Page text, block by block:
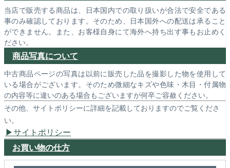
当店で販売する商品は、日本国内での取り扱いが合法で安全である
事のみ確認しております。そのため、日本国外への配送は承ること
ができません。また、お客様自身にて海外へ持ち出す事もお止めく
ださい。
商品写真について
中古商品ページの写真は以前に販売した品を撮影した物を使用して
いる場合がございます。そのため微細なキズや色味・木目・付属物
の内容等に違いのある場合もございますが何卒ご容赦ください。
その他、サイトポリシーに詳細を記載しておりますのでご覧くださ
い。
サイトポリシー
お買い物の仕方